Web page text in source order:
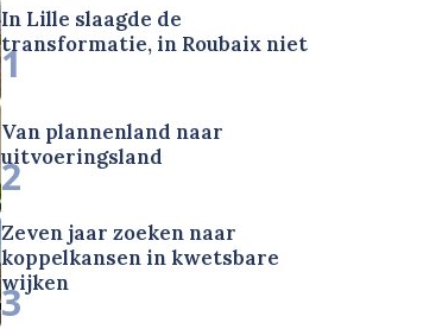
In Lille slaagde de
transformatie, in Roubaix niet
1
Van plannenland naar
uitvoeringsland
2
Zeven jaar zoeken naar
koppelkansen in kwetsbare
wijken
3